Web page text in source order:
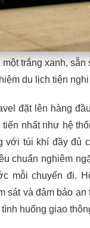
trắng xanh, sẵn
du lịch tiện
đặt lên hàng
nhất như hệ
với túi khí đầy đủ
chuẩn nghiêm
mỗi chuyến đi.
sát và đảm bảo
huống giao